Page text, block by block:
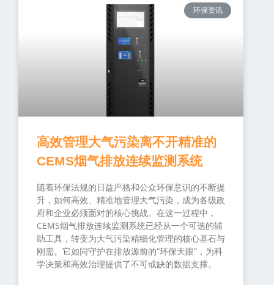
环保资讯
高效管理大气污染离不开精准的
CEMS烟气排放连续监测系统
随着环保法规的日益严格和公众环保意识的不断提
升，如何高效、精准地管理大气污染，成为各级政
府和企业必须面对的核心挑战。在这一过程中，
CEMS烟气排放连续监测系统已经从一个可选的辅
助工具，转变为大气污染精细化管理的核心基石与
刚需。它如同守护在排放源前的“环保天眼”，为科
学决策和高效治理提供了不可或缺的数据支撑。